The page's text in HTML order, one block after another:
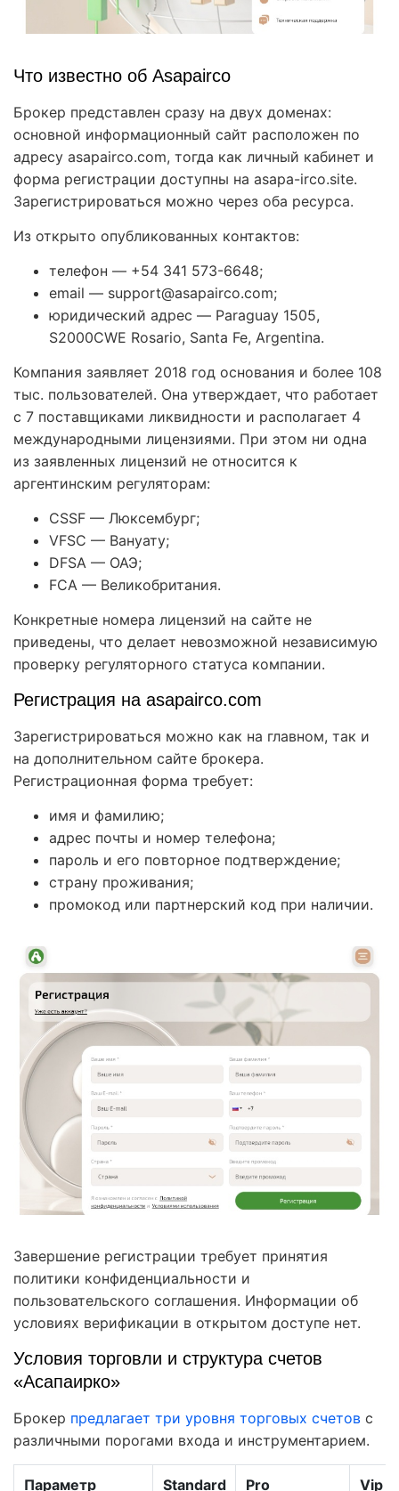
Что известно об Asapairco
Брокер представлен сразу на двух доменах:
основной информационный сайт расположен по
адресу asapairco.com, тогда как личный кабинет и
форма регистрации доступны на asapa-irco.site.
Зарегистрироваться можно через оба ресурса.
Из открыто опубликованных контактов:
телефон — +54 341 573-6648;
email — support@asapairco.com;
юридический адрес — Paraguay 1505,
S2000CWE Rosario, Santa Fe, Argentina.
Компания заявляет 2018 год основания и более 108
тыс. пользователей. Она утверждает, что работает
с 7 поставщиками ликвидности и располагает 4
международными лицензиями. При этом ни одна
из заявленных лицензий не относится к
аргентинским регуляторам:
CSSF — Люксембург;
VFSC — Вануату;
DFSA — ОАЭ;
FCA — Великобритания.
Конкретные номера лицензий на сайте не
приведены, что делает невозможной независимую
проверку регуляторного статуса компании.
Регистрация на asapairco.com
Зарегистрироваться можно как на главном, так и
на дополнительном сайте брокера.
Регистрационная форма требует:
имя и фамилию;
адрес почты и номер телефона;
пароль и его повторное подтверждение;
страну проживания;
промокод или партнерский код при наличии.
Завершение регистрации требует принятия
политики конфиденциальности и
пользовательского соглашения. Информации об
условиях верификации в открытом доступе нет.
Условия торговли и структура счетов
«Асапаирко»
Брокер предлагает три уровня торговых счетов с
различными порогами входа и инструментарием.
Параметр Standard Pro Vip